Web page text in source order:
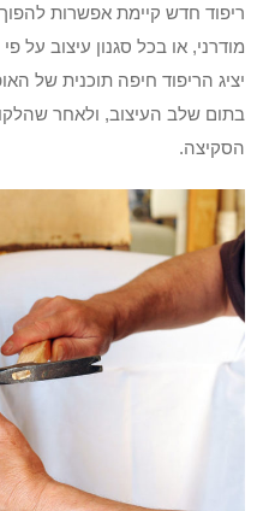
ריפוד חדש קיימת אפשרות
מודרני, או בכל סגנון עיצוב
יציג הריפוד חיפה תוכנית של
בתום שלב העיצוב, ולאחר
הסקיצה.